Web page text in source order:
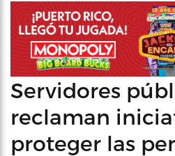
Servidores
reclaman
proteger las